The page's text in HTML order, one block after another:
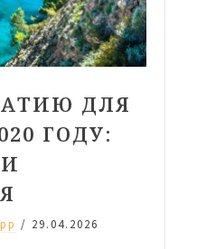
ДЛЯ
ГОДУ:
/ 29.04.2026